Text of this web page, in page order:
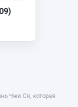
Чжи Ся, которая